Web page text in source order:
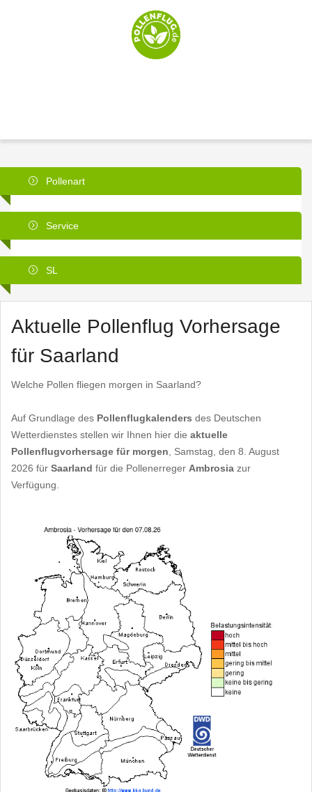
Pollenart
Service
SL
Aktuelle Pollenflug Vorhersage
für Saarland
Welche Pollen fliegen morgen in Saarland?
Auf Grundlage des Pollenflugkalenders des Deutschen
Wetterdienstes stellen wir Ihnen hier die aktuelle
Pollenflugvorhersage für morgen , Samstag, den 8. August
2026 für Saarland für die Pollenerreger Ambrosia zur
Verfügung.